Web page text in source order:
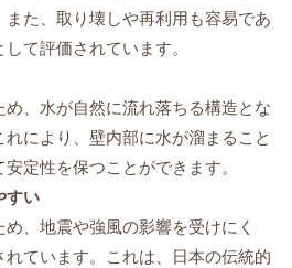
た、取り壊しや再利用も容易であ
て評価されています。
、水が自然に流れ落ちる構造とな
により、壁内部に水が溜まること
定性を保つことができます。
すい
、地震や強風の影響を受けにく
れています。これは、日本の伝統的